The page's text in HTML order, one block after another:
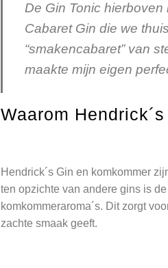
De Gin Tonic
Cabaret Gin die we
“smakencabaret” van
maakte mijn eigen
Waarom
Hendrick´s Gin en komkommer
ten opzichte van andere gins is
komkommeraroma´s. Dit zorgt
zachte smaak geeft.